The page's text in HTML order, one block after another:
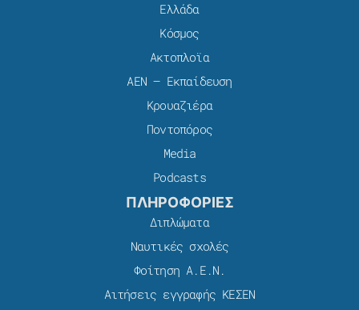
Ελλάδα
Κόσμος
Ακτοπλοϊα
ΑΕΝ – Εκπαίδευση
Κρουαζιέρα
Ποντοπόρος
Media
Podcasts
ΠΛΗΡΟΦΟΡΙΕΣ
Διπλώματα
Ναυτικές σχολές
Φοίτηση Α.Ε.Ν.
Αιτήσεις εγγραφής ΚΕΣΕΝ